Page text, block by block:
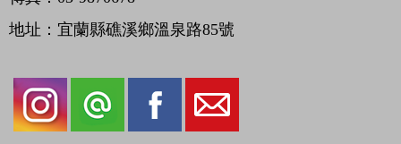
地址：宜蘭縣礁溪鄉溫泉路85號